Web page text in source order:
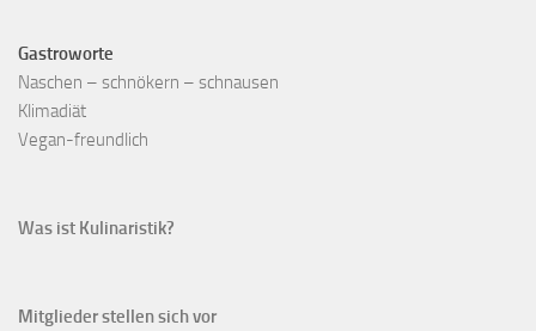
Gastroworte
Naschen – schnökern – schnausen
Klimadiät
Vegan-freundlich
Was ist Kulinaristik?
Mitglieder stellen sich vor